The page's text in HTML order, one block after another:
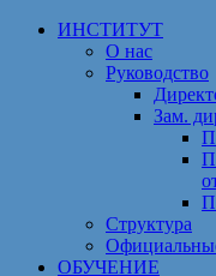
Перейти
содержимому
ИНСТИТУТ
О нас
Руководство
Зам.
Структура
ОБУЧЕНИЕ